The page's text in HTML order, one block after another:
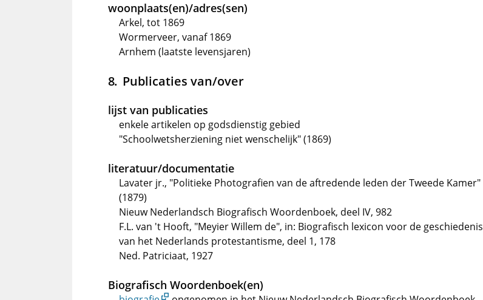
woonplaats(en)/adres(sen)
Arkel, tot 1869
Wormerveer, vanaf 1869
Arnhem (laatste levensjaren)
Publicaties van/over
lijst van publicaties
enkele artikelen op godsdienstig gebied
"Schoolwetsherziening niet wenschelijk" (1869)
literatuur/documentatie
Lavater jr., "Politieke Photografien van de aftredende leden der Tweede Kamer"
(1879)
Nieuw Nederlandsch Biografisch Woordenboek, deel IV, 982
F.L. van 't Hooft, "Meyier Willem de", in: Biografisch lexicon voor de geschiedenis
van het Nederlands protestantisme, deel 1, 178
Ned. Patriciaat, 1927
Biografisch Woordenboek(en)